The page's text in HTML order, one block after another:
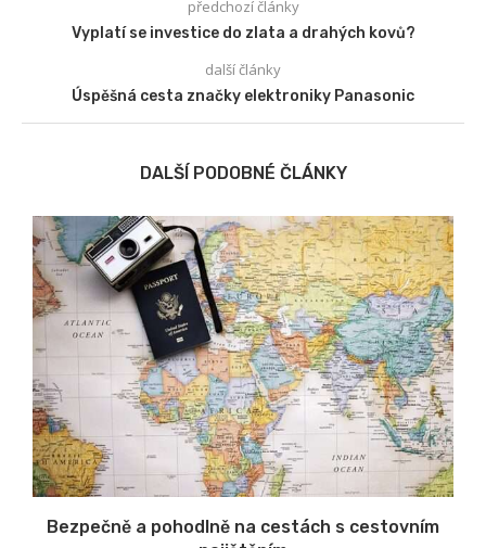
předchozí články
Vyplatí se investice do zlata a drahých kovů?
další články
Úspěšná cesta značky elektroniky Panasonic
DALŠÍ PODOBNÉ ČLÁNKY
Bezpečně a pohodlně na cestách s cestovním